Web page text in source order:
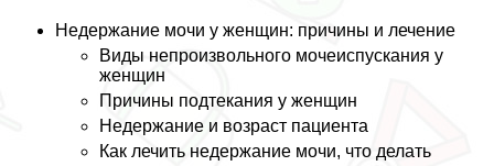
Недержание мочи у женщин: причины и лечение
Виды непроизвольного мочеиспускания у
женщин
Причины подтекания у женщин
Недержание и возраст пациента
Как лечить недержание мочи, что делать